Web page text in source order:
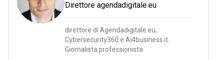
Direttore agendadigitale.eu
direttore di Agendadigitale.eu,
Cybersecurity360 e Ai4business.it.
Giornalista professionista